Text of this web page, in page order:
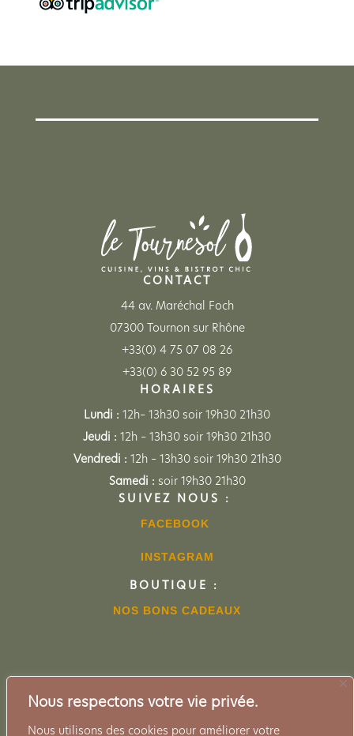
Nous respectons votre vie privée.
Nous utilisons des cookies pour améliorer votre
CONTACT
44 av. Maréchal Foch
07300 Tournon sur Rhône
+33(0) 4 75 07 08 26
+33(0) 6 30 52 95 89
HORAIRES
Lundi : 12h– 13h30 soir 19h30 21h30
Jeudi : 12h – 13h30 soir 19h30 21h30
Vendredi : 12h – 13h30 soir 19h30 21h30
Samedi : soir 19h30 21h30
SUIVEZ NOUS :
FACEBOOK
INSTAGRAM
BOUTIQUE :
NOS BONS CADEAUX
Le Tournesol Tournon sur Rhône –